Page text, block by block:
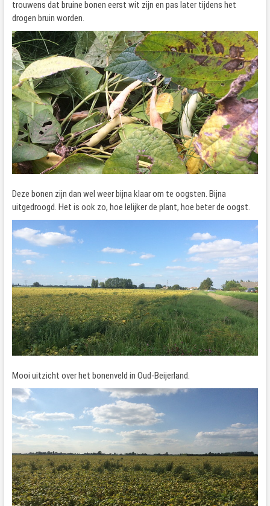
trouwens dat bruine bonen eerst wit zijn en pas later tijdens het
drogen bruin worden.
Deze bonen zijn dan wel weer bijna klaar om te oogsten. Bijna
uitgedroogd. Het is ook zo, hoe lelijker de plant, hoe beter de oogst.
Mooi uitzicht over het bonenveld in Oud-Beijerland.